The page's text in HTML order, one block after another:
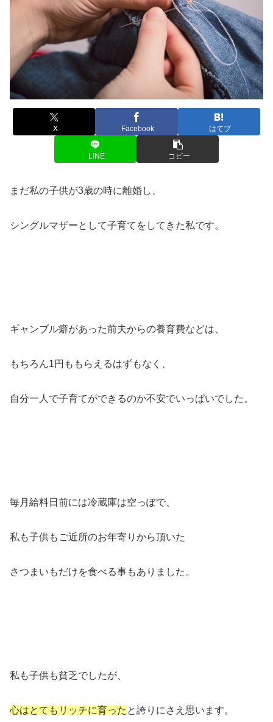
X Facebook はてブ
LINE コピー
まだ私の子供が3歳の時に離婚し、
シングルマザーとして子育てをしてきた私です。
ギャンブル癖があった前夫からの養育費などは、
もちろん1円ももらえるはずもなく、
自分一人で子育てができるのか不安でいっぱいでした。
毎月給料日前には冷蔵庫は空っぽで、
私も子供もご近所のお年寄りから頂いた
さつまいもだけを食べる事もありました。
私も子供も貧乏でしたが、
心はとてもリッチに育った と誇りにさえ思います。